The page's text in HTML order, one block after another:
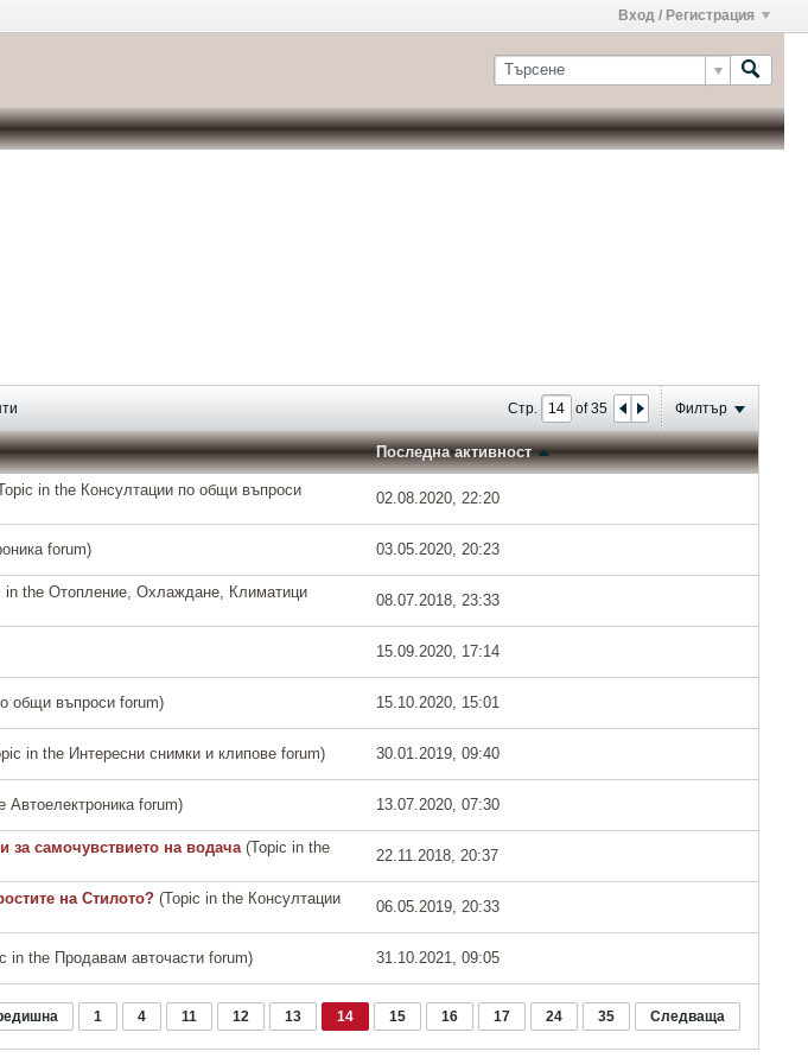
Вход / Регистрация
Стр. of35 Филтър
Последна активност
in the Консултации по общи въпроси
02.08.2020, 22:20
forum) 03.05.2020, 20:23
in the Отопление, Охлаждане, Климатици
08.07.2018, 23:33
15.09.2020, 17:14
общи въпроси forum) 15.10.2020, 15:01
in the Интересни снимки и клипове forum) 30.01.2019, 09:40
Автоелектроникаforum) 13.07.2020, 07:30
за самочувствието на водача (Topic in the
22.11.2018, 20:37
на Стилото? (Topic in the Консултации
06.05.2019, 20:33
in the Продавам авточасти forum) 31.10.2021, 09:05
1 4 11 12 13 14 15 16 17 24 35 Следваща